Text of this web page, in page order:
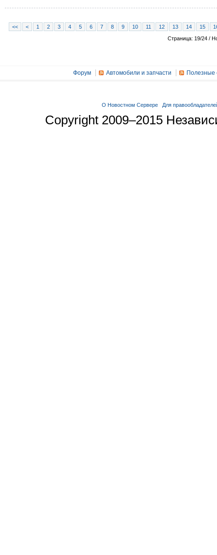
<< < 1 2 3 4 5 6 7 8 9 10 11 12 13 14 15
Страница: 19/24 /
Форум Автомобили и запчасти Полезные
О Новостном Сервере Для
Copyright 2009–2015